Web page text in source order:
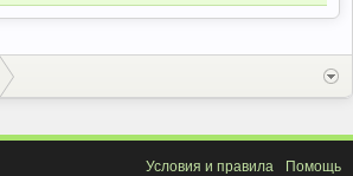
Условия и правила Помощь